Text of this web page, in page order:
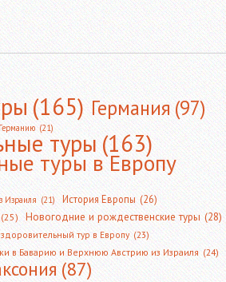
(165) Германия(97)
(21)
туры(163)
туры в Европу
Израиля (21) История Европы (26)
(25) Новогодние и рождественские туры (28)
тур в Европу (23)
в Баварию и Верхнюю Австрию из Израиля (24)
(87)